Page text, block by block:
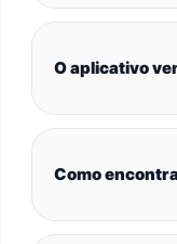
O aplicativo
Como